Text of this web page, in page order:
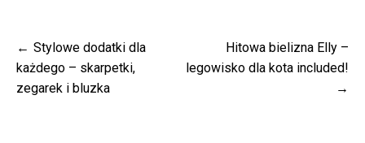
Nawigacja
wpisu
Stylowe dodatki dla
każdego – skarpetki,
zegarek i bluzka
Hitowa bielizna Elly –
legowisko dla kota included!